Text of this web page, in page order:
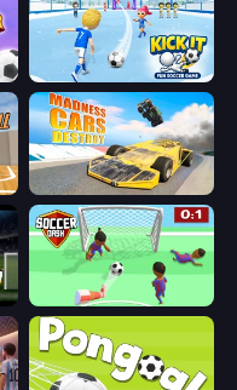
Kick It – Fun Soccer Game
Madness Cars Destroy
Soccer Dash